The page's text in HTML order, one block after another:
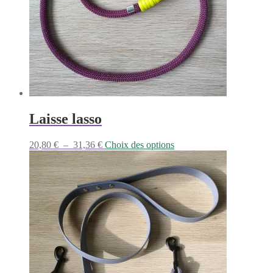
Laisse lasso
20,80 € – 31,36 €Plage
prix :
20,80 €
à
31,36 €
Choix des optionsCe
produit
a
plusieurs
variations.
Les
options
peuvent
être
choisies
sur
la